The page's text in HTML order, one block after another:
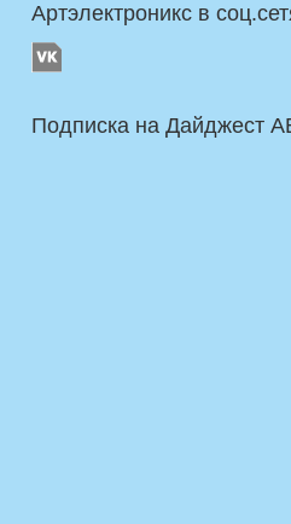
Артэлектроникс в
Подписка на Дайджест